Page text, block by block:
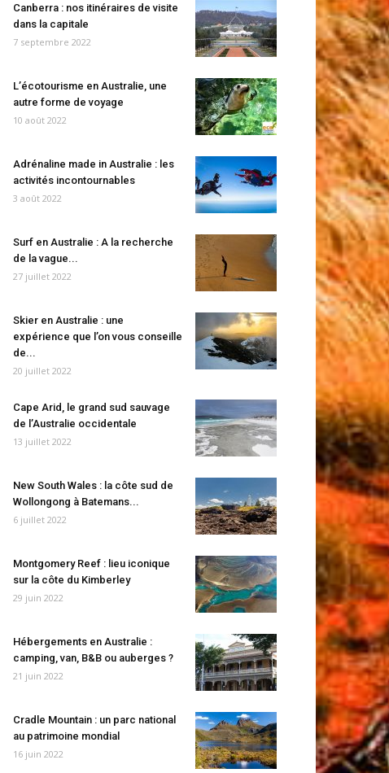
Canberra : nos itinéraires de visite
dans la capitale
7 septembre 2022
L’écotourisme en Australie, une
autre forme de voyage
10 août 2022
Adrénaline made in Australie : les
activités incontournables
3 août 2022
Surf en Australie : A la recherche
de la vague...
27 juillet 2022
Skier en Australie : une
expérience que l’on vous conseille
de...
20 juillet 2022
Cape Arid, le grand sud sauvage
de l’Australie occidentale
13 juillet 2022
New South Wales : la côte sud de
Wollongong à Batemans...
6 juillet 2022
Montgomery Reef : lieu iconique
sur la côte du Kimberley
29 juin 2022
Hébergements en Australie :
camping, van, B&B ou auberges ?
21 juin 2022
Cradle Mountain : un parc national
au patrimoine mondial
16 juin 2022